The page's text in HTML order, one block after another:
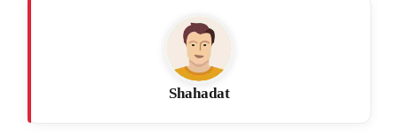
Shahadat